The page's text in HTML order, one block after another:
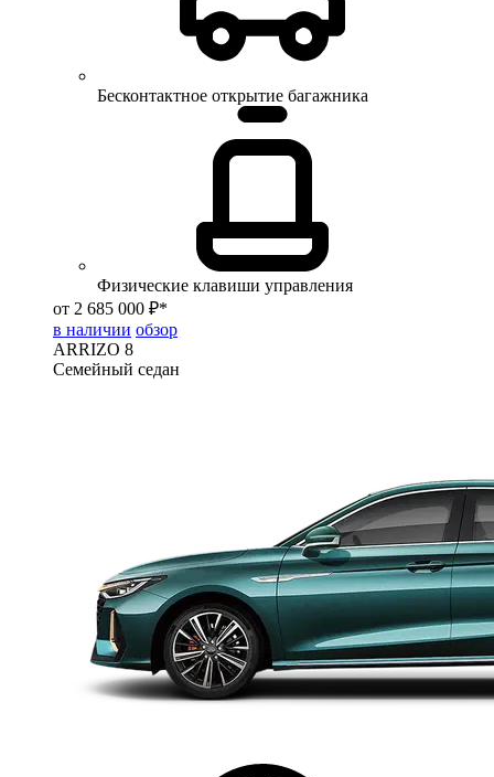
Бесконтактное открытие багажника
Физические клавиши управления
от 2 685 000 ₽*
в наличии обзор
ARRIZO 8
Семейный седан